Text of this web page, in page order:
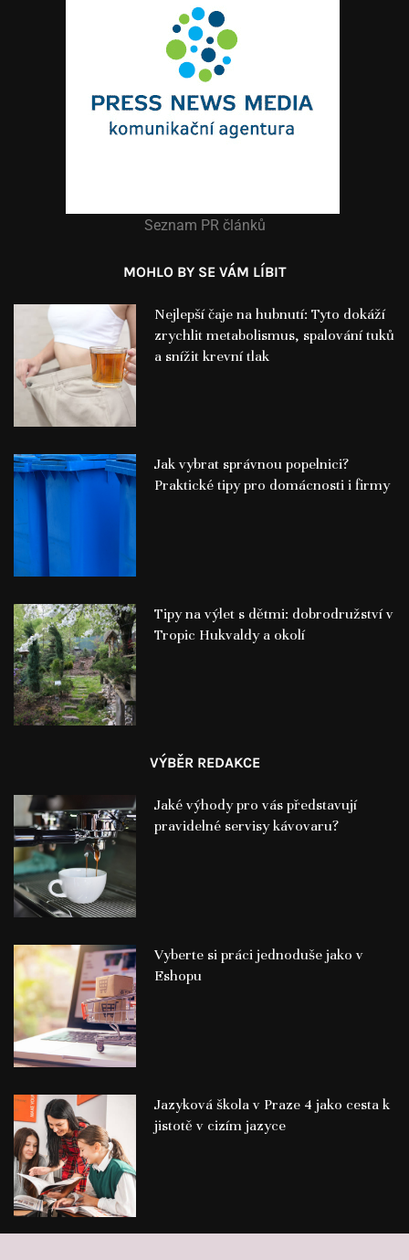
Seznam PR článků
MOHLO BY SE VÁM LÍBIT
Nejlepší čaje na hubnutí: Tyto dokáží
zrychlit metabolismus, spalování tuků
a snížit krevní tlak
Jak vybrat správnou popelnici?
Praktické tipy pro domácnosti i firmy
Tipy na výlet s dětmi: dobrodružství v
Tropic Hukvaldy a okolí
VÝBĚR REDAKCE
Jaké výhody pro vás představují
pravidelné servisy kávovaru?
Vyberte si práci jednoduše jako v
Eshopu
Jazyková škola v Praze 4 jako cesta k
jistotě v cizím jazyce